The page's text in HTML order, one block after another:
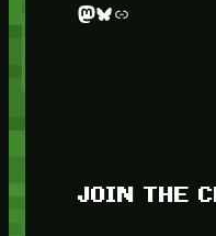
Mastodon Bluesky Link
JOIN THE